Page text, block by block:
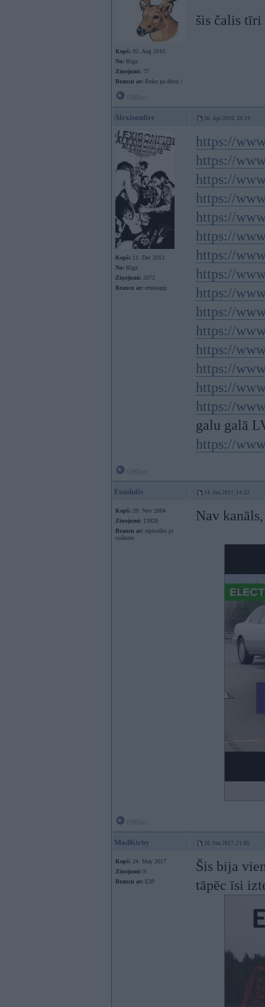
Kopš: 02. Aug 2010
No: Rīga
Ziņojumi: 77
Braucu ar: Roku pa dirsu !
šis čalis
Alexisonfire 30. Apr 2016, 19:24
Kopš: 11. Dec 2013
No: Rīga
Ziņojumi: 2072
Braucu ar: ernestapp
https://
https://
https://
https://
https://
https://
https://
https://
https://
https://
https://
https://
https://
https://
https://
galu galā
https://
Fandulis 14. Jun 2017, 14:12
Kopš: 29. Nov 2004
Ziņojumi: 13928
Braucu ar: sipisnīku pi
vuškom
Nav
MadKirby 16. Jun 2017, 21:05
Kopš: 24. May 2017
Ziņojumi: 9
Braucu ar: E39
Šis bija
tāpēc īsi